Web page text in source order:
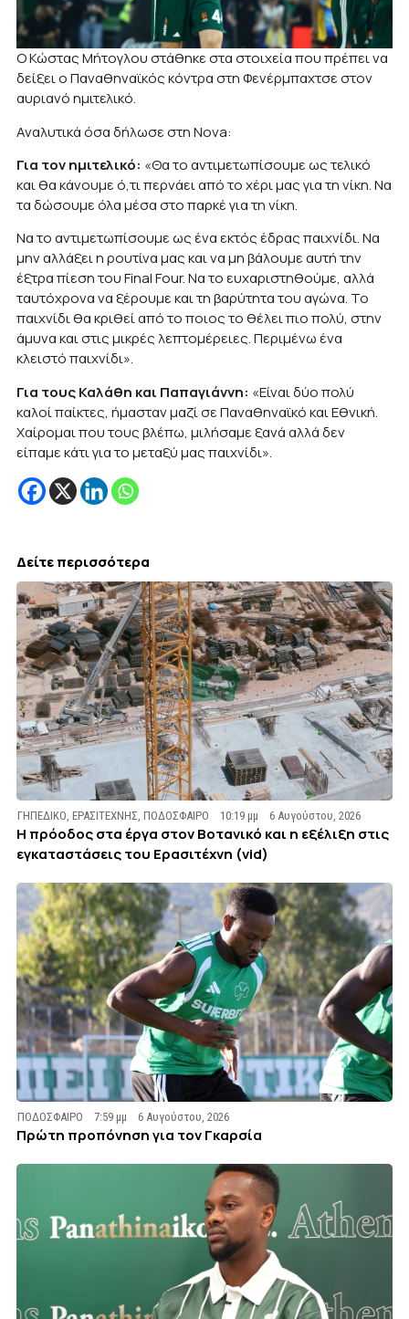
Ο Κώστας Μήτογλου στάθηκε στα στοιχεία που πρέπει να
δείξει ο Παναθηναϊκός κόντρα στη Φενέρμπαχτσε στον
αυριανό ημιτελικό.
Αναλυτικά όσα δήλωσε στη Nova:
Για τον ημιτελικό: «Θα το αντιμετωπίσουμε ως τελικό
και θα κάνουμε ό,τι περνάει από το χέρι μας για τη νίκη. Να
τα δώσουμε όλα μέσα στο παρκέ για τη νίκη.
Να το αντιμετωπίσουμε ως ένα εκτός έδρας παιχνίδι. Να
μην αλλάξει η ρουτίνα μας και να μη βάλουμε αυτή την
έξτρα πίεση του Final Four. Να το ευχαριστηθούμε, αλλά
ταυτόχρονα να ξέρουμε και τη βαρύτητα του αγώνα. Το
παιχνίδι θα κριθεί από το ποιος το θέλει πιο πολύ, στην
άμυνα και στις μικρές λεπτομέρειες. Περιμένω ένα
κλειστό παιχνίδι».
Για τους Καλάθη και Παπαγιάννη: «Είναι δύο πολύ
καλοί παίκτες, ήμασταν μαζί σε Παναθηναϊκό και Εθνική.
Χαίρομαι που τους βλέπω, μιλήσαμε ξανά αλλά δεν
είπαμε κάτι για το μεταξύ μας παιχνίδι».
Δείτε περισσότερα
ΓΗΠΕΔΙΚΟ,ΕΡΑΣΙΤΕΧΝΗΣ,ΠΟΔΟΣΦΑΙΡΟ 10:19 μμ 6 Αυγούστου, 2026
Η πρόοδος στα έργα στον Βοτανικό και η εξέλιξη στις
εγκαταστάσεις του Ερασιτέχνη (vid)
ΠΟΔΟΣΦΑΙΡΟ 7:59 μμ 6 Αυγούστου, 2026
Πρώτη προπόνηση για τον Γκαρσία